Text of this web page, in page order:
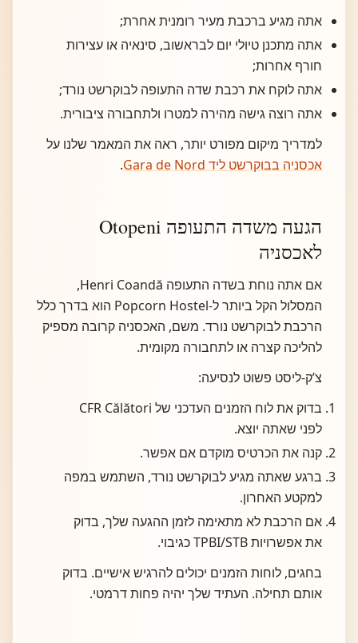
אתה מגיע ברכבת מעיר רומנית אחרת;
אתה מתכנן טיולי יום לבראשוב, סינאיה או עצירות
חורף אחרות;
אתה לוקח את רכבת שדה התעופה לבוקרשט נורד;
אתה רוצה גישה מהירה למטרו ולתחבורה ציבורית.
למדריך מיקום מפורט יותר, ראה את המאמר שלנו על
אכסניה בבוקרשט ליד Gara de Nord
.
הגעה משדה התעופה Otopeni
לאכסניה
אם אתה נוחת בשדה התעופה Henri Coandă,
המסלול הקל ביותר ל-Popcorn Hostel הוא בדרך כלל
הרכבת לבוקרשט נורד. משם, האכסניה קרובה מספיק
להליכה קצרה או לתחבורה מקומית.
צ’ק-ליסט פשוט לנסיעה:
בדוק את לוח הזמנים העדכני של CFR Călători
לפני שאתה יוצא.
קנה את הכרטיס מוקדם אם אפשר.
ברגע שאתה מגיע לבוקרשט נורד, השתמש במפה
למקטע האחרון.
אם הרכבת לא מתאימה לזמן ההגעה שלך, בדוק
את אפשרויות TPBI/STB כגיבוי.
בחגים, לוחות הזמנים יכולים להרגיש אישיים. בדוק
אותם תחילה. העתיד שלך יהיה פחות דרמטי.